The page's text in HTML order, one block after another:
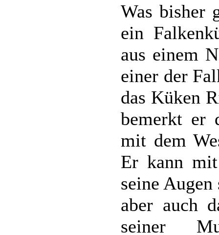
Was bisher
ein
aus einem
einer der
das Küken
bemerkt er
mit dem
Er kann
seine
aber auch
seiner